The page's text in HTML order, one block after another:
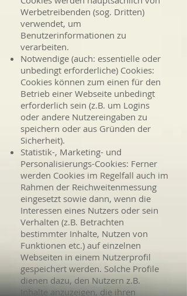
Werbetreibenden (sog. Dritten)
verwendet, um
Benutzerinformationen zu
verarbeiten.
Notwendige (auch: essentielle oder
unbedingt erforderliche) Cookies:
Cookies können zum einen für den
Betrieb einer Webseite unbedingt
erforderlich sein (z.B. um Logins
oder andere Nutzereingaben zu
speichern oder aus Gründen der
Sicherheit).
Statistik-, Marketing- und
Personalisierungs-Cookies: Ferner
werden Cookies im Regelfall auch im
Rahmen der Reichweitenmessung
eingesetzt sowie dann, wenn die
Interessen eines Nutzers oder sein
Verhalten (z.B. Betrachten
bestimmter Inhalte, Nutzen von
Funktionen etc.) auf einzelnen
Webseiten in einem Nutzerprofil
gespeichert werden. Solche Profile
dienen dazu, den Nutzern z.B.
Inhalte anzuzeigen, die ihren